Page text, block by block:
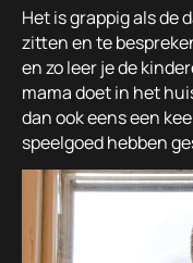
Het is grappig als de
zitten en te
en zo leer je de
mama doet in het
dan ook eens een
speelgoed hebben